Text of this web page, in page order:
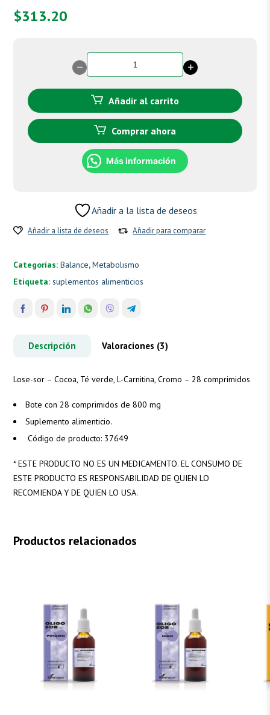
$313.20
Lose-
sor
Añadir al carrito
Comprar ahora
Más información
Añadir a la lista de deseos
Añadir a lista de deseos Añadir para comparar
Categorías:Balance,Metabolismo
Etiqueta:suplementos alimenticios
Descripción Valoraciones (3)
Lose-sor – Cocoa, Té verde, L-Carnitina, Cromo – 28 comprimidos
Bote con 28 comprimidos de 800 mg
Suplemento alimenticio.
Código de producto: 37649
* ESTE PRODUCTO NO ES UN MEDICAMENTO. EL CONSUMO DE
ESTE PRODUCTO ES RESPONSABILIDAD DE QUIEN LO
RECOMIENDA Y DE QUIEN LO USA.
Productos relacionados